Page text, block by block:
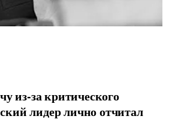
из-за критического
лидер лично отчитал